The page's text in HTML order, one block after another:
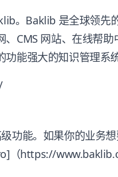
。Baklib 是全球领先
CMS 网站、在线帮助
能强大的知识管理系统
功能。如果你的业务
（https://